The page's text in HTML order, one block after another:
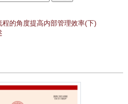
程的角度提高内部管理效率(下)